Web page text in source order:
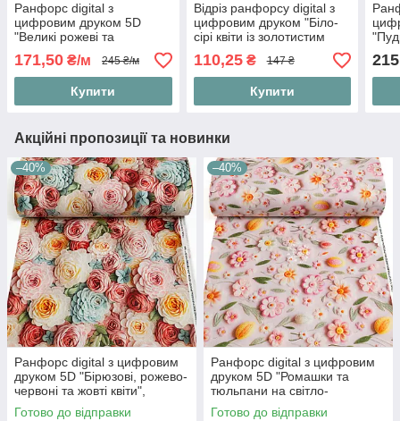
Ранфорс digital з
цифровим друком 5D
"Великі рожеві та
зеленувато-бежеві квіти",
№5543
171,50 ₴/м 245 ₴/м
Купити
Відріз ранфорсу digital з
цифровим друком "Біло-
сірі квіти із золотистим
листям", №5601, розмір
65*240 см
110,25₴ 147 ₴
Купити
215
Акційні пропозиції та новинки
–40%
Ранфорс digital з цифровим
друком 5D "Бірюзові, рожево-
червоні та жовті квіти",
№5540
Готово до відправки
–40%
Ранфорс digital з цифровим
друком 5D "Ромашки та
тюльпани на світло-
рожевому тлі", №5542
Готово до відправки